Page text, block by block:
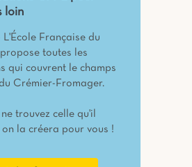
loin
L'École Française du
toutes les
qui couvrent le champs
Crémier-Fromager.
trouvez celle qu'il
on la créera pour vous !